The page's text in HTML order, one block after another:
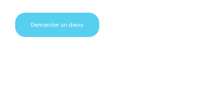
Demander un devis